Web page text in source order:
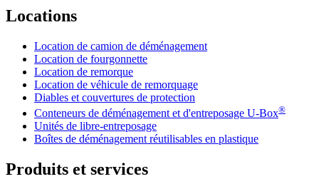
Locations
Location de camion de déménagement
Location de fourgonnette
Location de remorque
Location de véhicule de remorquage
Diables et couvertures de protection
Conteneurs de déménagement et d'entreposage U-Box®
Unités de libre-entreposage
Boîtes de déménagement réutilisables en plastique
Produits et services